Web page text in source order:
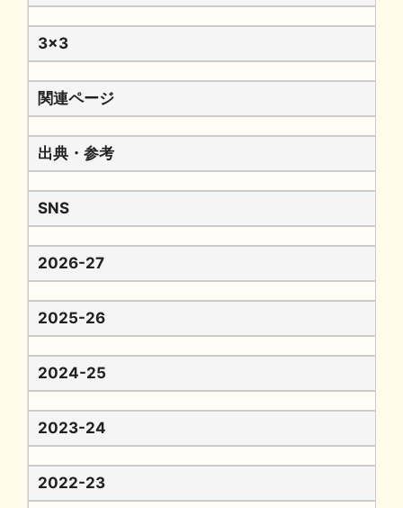
3x3
関連ページ
出典・参考
SNS
2026-27
2025-26
2024-25
2023-24
2022-23